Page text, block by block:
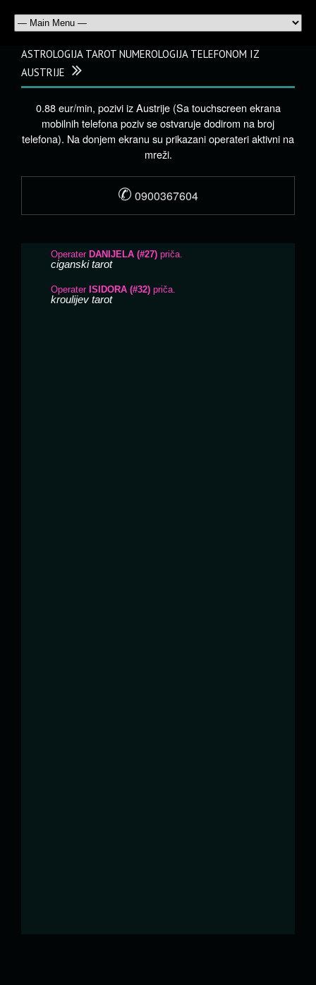
ASTROLOGIJA TAROT NUMEROLOGIJA TELEFONOM IZ
AUSTRIJE
0.88 eur/min, pozivi iz Austrije (Sa touchscreen ekrana
mobilnih telefona poziv se ostvaruje dodirom na broj
telefona). Na donjem ekranu su prikazani operateri aktivni na
mreži.
✆ 0900367604